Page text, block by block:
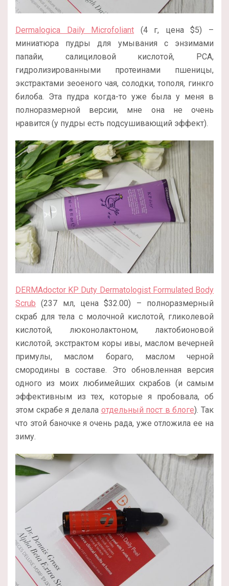
Dermalogica Daily Microfoliant (4 г, цена $5) –
миниатюра пудры для умывания с энзимами
папайи, салициловой кислотой, PCA,
гидролизированными протеинами пшеницы,
экстрактами зеоеного чая, солодки, тополя, гинкго
билоба. Эта пудра когда-то уже была у меня в
полноразмерной версии, мне она не очень
нравится (у пудры есть подсушивающий эффект).
DERMAdoctor KP Duty Dermatologist Formulated Body
Scrub (237 мл, цена $32.00) – полноразмерный
скраб для тела с молочной кислотой, гликолевой
кислотой, люконолактоном, лактобионовой
кислотой, экстрактом коры ивы, маслом вечерней
примулы, маслом бораго, маслом черной
смородины в составе. Это обновленная версия
одного из моих любимейших скрабов (и самым
эффективным из тех, которые я пробовала, об
этом скрабе я делала отдельный пост в блоге). Так
что этой баночке я очень рада, уже отложила ее на
зиму.